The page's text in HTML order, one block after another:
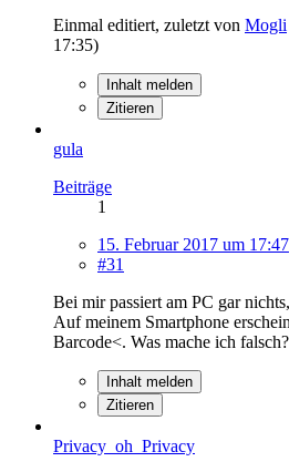
Einmal editiert, zuletzt von Mogli
17:35)
Inhalt melden
Zitieren
gula
Beiträge
1
15. Februar 2017 um 17:47
#31
Bei mir passiert am PC gar
Auf meinem Smartphone
Barcode<. Was mache ich falsch?
Inhalt melden
Zitieren
Privacy_oh_Privacy